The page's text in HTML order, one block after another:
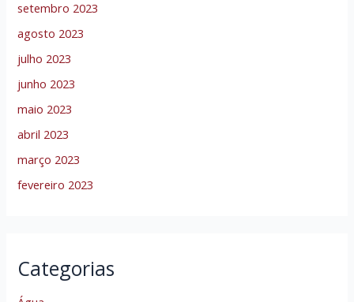
setembro 2023
agosto 2023
julho 2023
junho 2023
maio 2023
abril 2023
março 2023
fevereiro 2023
Categorias